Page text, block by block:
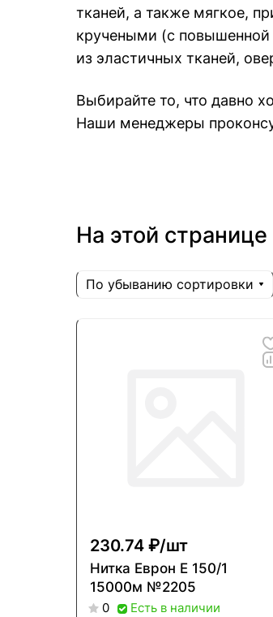
тканей, а также мягкое,
кручеными (с повышенной
из эластичных тканей,
Выбирайте то, что давно
Наши менеджеры
На этой
По убыванию сортировки
230.74 ₽/шт
Нитка Еврон Е 150/1
15000м №2205
0 Есть в наличии